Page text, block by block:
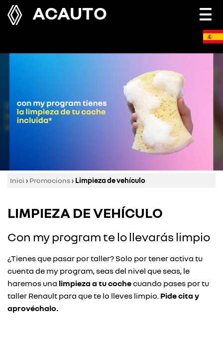
ACAUTO
Inici › Promocions› Limpieza de vehículo
LIMPIEZA DE VEHÍCULO
Con my program te lo llevarás limpio
¿Tienes que pasar por taller? Solo por tener activa tu
cuenta de my program, seas del nivel que seas, le
haremos una limpieza a tu cochecuando pases por tu
taller Renault para que te lo lleves limpio. Pide cita y
aprovéchalo.